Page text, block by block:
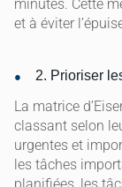
minutes. Cette
et à éviter
2. Prioriser
La matrice
classant selon
urgentes et
les tâches